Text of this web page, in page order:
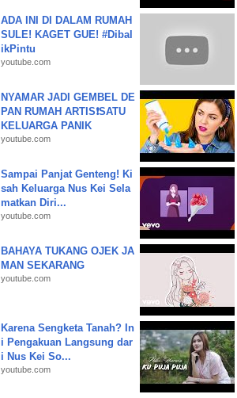
ADA INI DI DALAM RUMAH
SULE! KAGET GUE! #Dibal
ikPintu
youtube.com
NYAMAR JADI GEMBEL DE
PAN RUMAH ARTIS❗SATU
KELUARGA PANIK
youtube.com
Sampai Panjat Genteng! Ki
sah Keluarga Nus Kei Sela
matkan Diri...
youtube.com
BAHAYA TUKANG OJEK JA
MAN SEKARANG
youtube.com
Karena Sengketa Tanah? In
i Pengakuan Langsung dar
i Nus Kei So...
youtube.com